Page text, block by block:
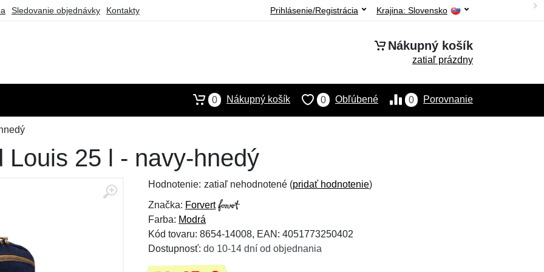
Sledovanie objednávky Kontakty Krajina: Slovensko
Prihlásenie/Registrácia
Nákupný košík
zatiaľ prázdny
0 Porovnanie
0 Obľúbené
0 Nákupný košík
Louis 25 l - navy-hnedý
Hodnotenie: zatiaľ nehodnotené (pridať hodnotenie)
Značka: Forvert
Farba: Modrá
Kód tovaru: 8654-14008, EAN: 4051773250402
Dostupnosť: do 10-14 dní od objednania